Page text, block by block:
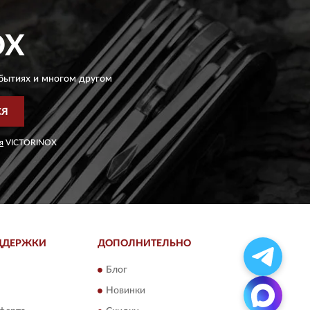
и многом другом
VICTORINOX
ДОПОЛНИТЕЛЬНО
Блог
Новинки